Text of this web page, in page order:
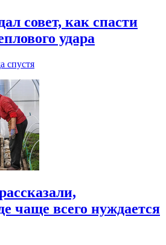
совет, как спасти
удара
спустя
чаще всего нуждается